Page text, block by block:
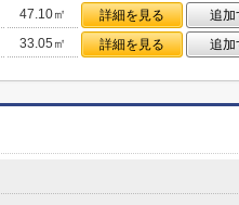
47.10㎡ 詳細を見る
追加
33.05㎡ 詳細を見る 追加